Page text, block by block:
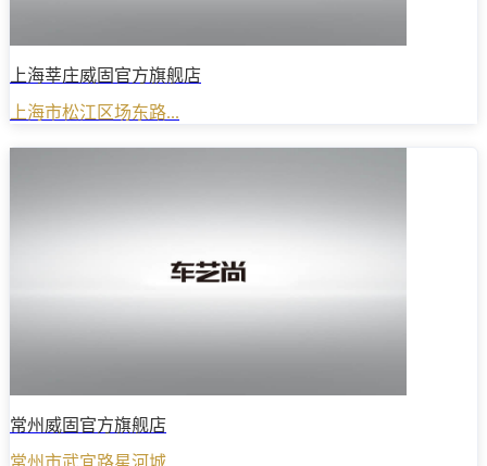
上海莘庄威固官方旗舰店
上海市松江区场东路...
常州威固官方旗舰店